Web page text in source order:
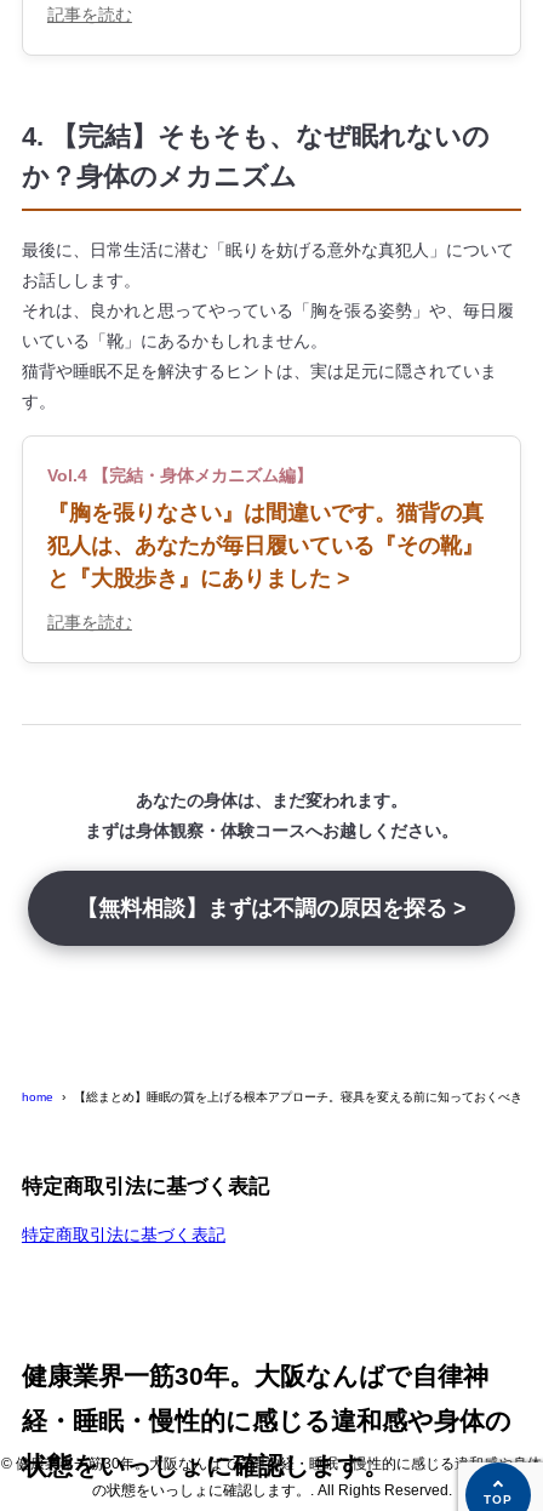
記事を読む
4. 【完結】そもそも、なぜ眠れないの
か？身体のメカニズム
最後に、日常生活に潜む「眠りを妨げる意外な真犯人」について
お話しします。
それは、良かれと思ってやっている「胸を張る姿勢」や、毎日履
いている「靴」にあるかもしれません。
猫背や睡眠不足を解決するヒントは、実は足元に隠されていま
す。
Vol.4 【完結・身体メカニズム編】
『胸を張りなさい』は間違いです。猫背の真
犯人は、あなたが毎日履いている『その靴』
と『大股歩き』にありました >
記事を読む
あなたの身体は、まだ変われます。
まずは身体観察・体験コースへお越しください。
【無料相談】まずは不調の原因を探る >
home 【総まとめ】睡眠の質を上げる根本アプローチ。寝具を変える前に知っておくべき「
特定商取引法に基づく表記
特定商取引法に基づく表記
健康業界一筋30年。大阪なんばで自律神
経・睡眠・慢性的に感じる違和感や身体の
状態をいっしょに確認します。
© 健康業界一筋30年。大阪なんばで自律神経・睡眠・慢性的に感じる違和感や身体
の状態をいっしょに確認します。. All Rights Reserved.